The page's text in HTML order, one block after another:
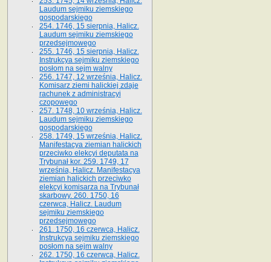
Laudum sejmiku ziemskiego
gospodarskiego
254. 1746, 15 sierpnia, Halicz.
Laudum sejmiku ziemskiego
przedsejmowego
255. 1746, 15 sierpnia, Halicz.
Instrukcya sejmiku ziemskiego
posłom na sejm walny
256. 1747, 12 września, Halicz.
Komisarz ziemi halickiej zdaje
rachunek z administracyi
czopowego
257. 1748, 10 września, Halicz.
Laudum sejmiku ziemskiego
gospodarskiego
258. 1749, 15 września, Halicz.
Manifestacya ziemian halickich
przeciwko elekcyi deputata na
Trybunał kor. 259. 1749, 17
września, Halicz. Manifestacya
ziemian halickich przeciwko
elekcyi komisarza na Trybunał
skarbowy. 260. 1750, 16
czerwca, Halicz. Laudum
sejmiku ziemskiego
przedsejmowego
261. 1750, 16 czerwca, Halicz.
Instrukcya sejmiku ziemskiego
posłom na sejm walny
262. 1750, 16 czerwca, Halicz.